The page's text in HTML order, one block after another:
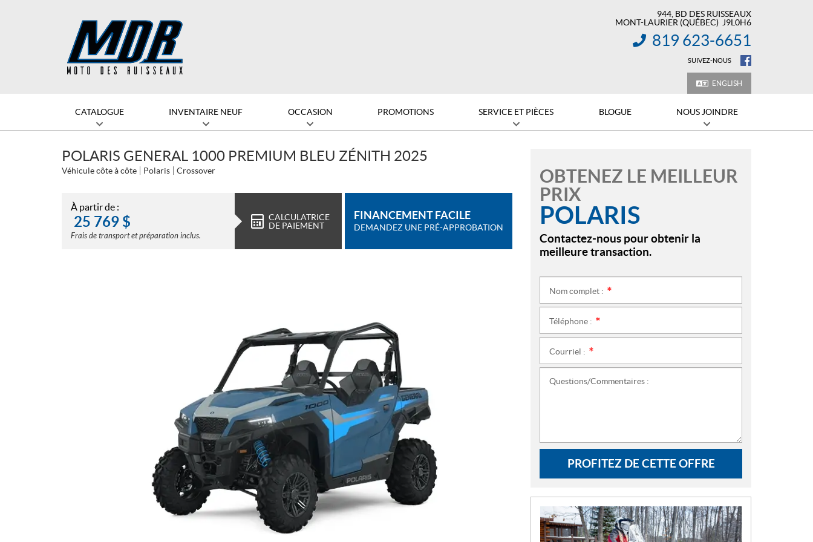
944, BD DES RUISSEAUX
MONT-LAURIER (QUÉBEC) J9L0H6
INFORMATION :
819 623-6651
SUIVEZ-NOUS
ENGLISH
CATALOGUE INVENTAIRE NEUF OCCASION PROMOTIONS SERVICE ET PIÈCES BLOGUE NOUS JOINDRE
POLARIS GENERAL 1000 PREMIUM BLEU ZÉNITH 2025
Véhicule côte à côte Polaris Crossover
À partir de :
25 769 $
Frais de transport et préparation inclus.
CALCULATRICE
DE PAIEMENT
FINANCEMENT FACILE
DEMANDEZ UNE PRÉ-APPROBATION
OBTENEZ LE MEILLEUR
PRIX
POLARIS
Contactez-nous pour obtenir la
meilleure transaction.
Nom complet :
Téléphone :
Courriel :
Questions/Commentaires :
PROFITEZ DE CETTE OFFRE
N
O